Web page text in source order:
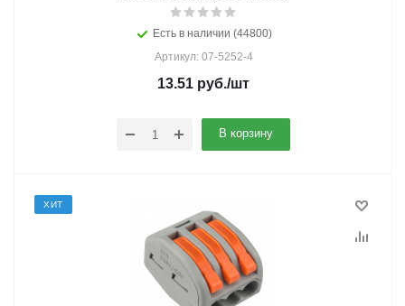
Есть в наличии (44800)
Артикул: 07-5252-4
13.51 руб./шт
В корзину
ХИТ